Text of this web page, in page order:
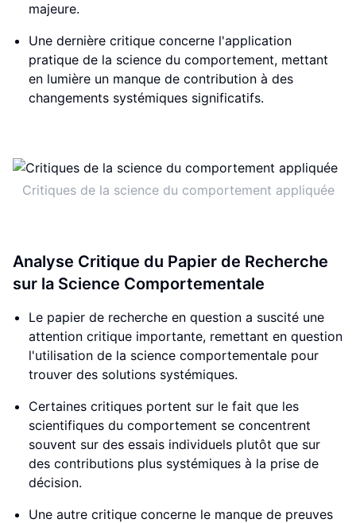
majeure.
Une dernière critique concerne l'application
pratique de la science du comportement, mettant
en lumière un manque de contribution à des
changements systémiques significatifs.
Critiques de la science du comportement appliquée
Analyse Critique du Papier de Recherche
sur la Science Comportementale
Le papier de recherche en question a suscité une
attention critique importante, remettant en question
l'utilisation de la science comportementale pour
trouver des solutions systémiques.
Certaines critiques portent sur le fait que les
scientifiques du comportement se concentrent
souvent sur des essais individuels plutôt que sur
des contributions plus systémiques à la prise de
décision.
Une autre critique concerne le manque de preuves